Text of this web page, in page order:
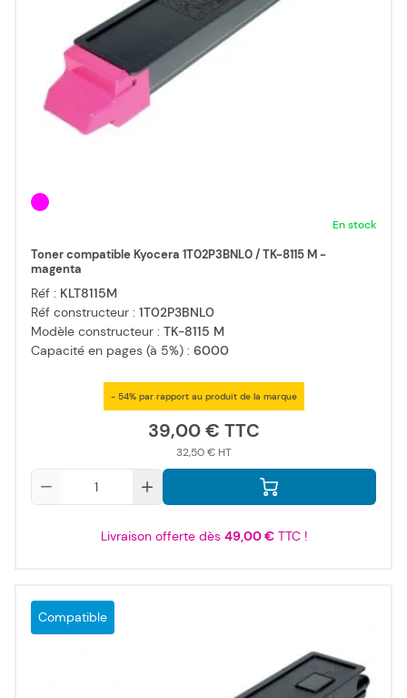
En stock
Toner compatible Kyocera 1T02P3BNL0 / TK-8115 M -
magenta
Réf : KLT8115M
Réf constructeur : 1T02P3BNL0
Modèle constructeur : TK-8115 M
Capacité en pages (à 5%) : 6000
- 54% par rapport au produit de la marque
39,00 €
32,50 €
Livraison offerte dès 49,00 €TTC !
Compatible